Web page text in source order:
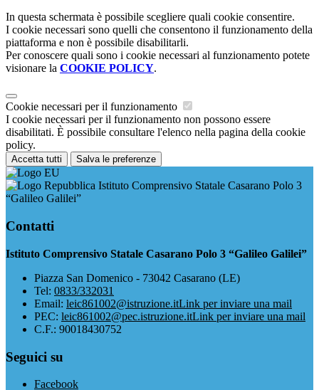
In questa schermata è possibile scegliere quali cookie consentire.
I cookie necessari sono quelli che consentono il funzionamento della
piattaforma e non è possibile disabilitarli.
Per conoscere quali sono i cookie necessari al funzionamento potete
visionare la COOKIE POLICY.
Cookie necessari per il funzionamento
I cookie necessari per il funzionamento non possono essere
disabilitati. È possibile consultare l'elenco nella pagina della cookie
policy.
Accetta tutti Salva le preferenze
Istituto Comprensivo Statale Casarano Polo 3
“Galileo Galilei”
Contatti
Istituto Comprensivo Statale Casarano Polo 3 “Galileo Galilei”
Piazza San Domenico - 73042 Casarano (LE)
Tel: 0833/332031
Email: leic861002@istruzione.itLink per inviare una mail
PEC: leic861002@pec.istruzione.itLink per inviare una mail
C.F.: 90018430752
Seguici su
Facebook